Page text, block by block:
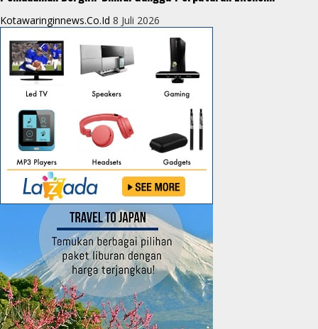
Kotawaringinnews.co.id 8 Juli 2026